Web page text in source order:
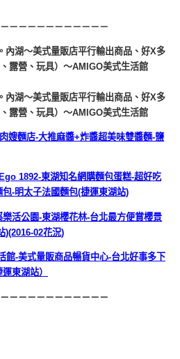
－－－－－－－－－－－
嫂麵店-大推麻醬+炸醬超美味雙醬麵-鹽
1892-東湖知名網購麵包蛋糕-超好吃
-明太子法國麵包(捷運東湖站)
樂活公園-東湖櫻花林-台北最方便賞櫻景
)(2016-02花況)
館-美式量販商品暢貨中心-台北好事多下
東湖站）
－－－－－－－－－－－